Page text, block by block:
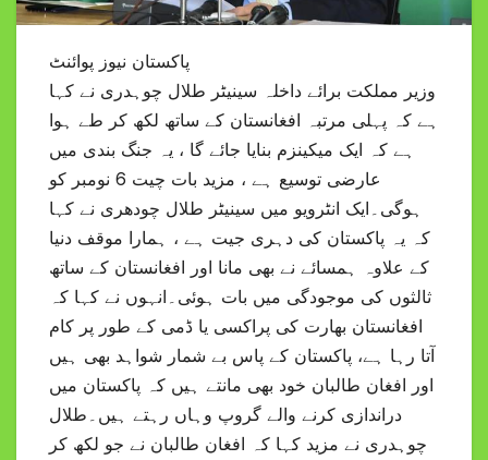
پاکستان نیوز پوائنٹ
وزیر مملکت برائے داخلہ سینیٹر طلال چوہدری نے کہا
ہے کہ پہلی مرتبہ افغانستان کے ساتھ لکھ کر طے ہوا
ہے کہ ایک میکینزم بنایا جائے گا ، یہ جنگ بندی میں
عارضی توسیع ہے ، مزید بات چیت 6 نومبر کو
ہوگی۔ایک انٹرویو میں سینیٹر طلال چودھری نے کہا
کہ یہ پاکستان کی دہری جیت ہے ، ہمارا موقف دنیا
کے علاوہ ہمسائے نے بھی مانا اور افغانستان کے ساتھ
ثالثوں کی موجودگی میں بات ہوئی۔انہوں نے کہا کہ
افغانستان بھارت کی پراکسی یا ڈمی کے طور پر کام
آتا رہا ہے، پاکستان کے پاس بے شمار شواہد بھی ہیں
اور افغان طالبان خود بھی مانتے ہیں کہ پاکستان میں
دراندازی کرنے والے گروپ وہاں رہتے ہیں۔طلال
چوہدری نے مزید کہا کہ افغان طالبان نے جو لکھ کر